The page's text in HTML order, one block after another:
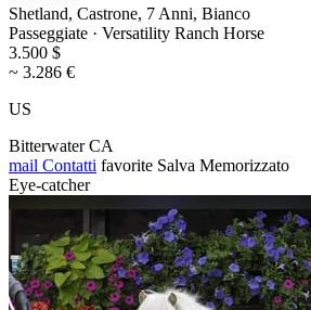
Shetland, Castrone, 7 Anni, Bianco
Passeggiate · Versatility Ranch Horse
3.500 $
~ 3.286 €
US
Bitterwater CA
mail Contatti favorite Salva Memorizzato
Eye-catcher